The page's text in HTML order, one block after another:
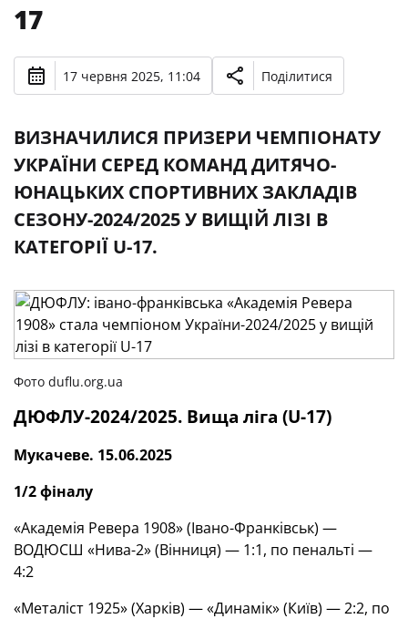
17
17 червня 2025, 11:04 Поділитися
ВИЗНАЧИЛИСЯ ПРИЗЕРИ ЧЕМПІОНАТУ
УКРАЇНИ СЕРЕД КОМАНД ДИТЯЧО-
ЮНАЦЬКИХ СПОРТИВНИХ ЗАКЛАДІВ
СЕЗОНУ-2024/2025 У ВИЩІЙ ЛІЗІ В
КАТЕГОРІЇ U-17.
Фото duflu.org.ua
ДЮФЛУ-2024/2025. Вища ліга (U-17)
Мукачеве. 15.06.2025
1/2 фіналу
«Академія Ревера 1908» (Івано-Франківськ) —
ВОДЮСШ «Нива-2» (Вінниця) — 1:1, по пенальті —
4:2
«Металіст 1925» (Харків) — «Динамік» (Київ) — 2:2, по